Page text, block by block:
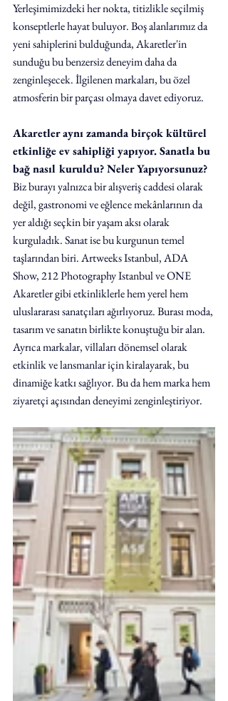
Yerleşimimizdeki her nokta, titizlikle seçilmiş
konseptlerle hayat buluyor. Boş alanlarımız da
yeni sahiplerini bulduğunda, Akaretler'in
sunduğu bu benzersiz deneyim daha da
zenginleşecek. İlgilenen markaları, bu özel
atmosferin bir parçası olmaya davet ediyoruz.
Akaretler aynı zamanda birçok kültürel
etkinliğe ev sahipliği yapıyor. Sanatla bu
bağ nasıl kuruldu? Neler Yapıyorsunuz?
Biz burayı yalnızca bir alışveriş caddesi olarak
değil, gastronomi ve eğlence mekânlarının da
yer aldığı seçkin bir yaşam aksı olarak
kurguladık. Sanat ise bu kurgunun temel
taşlarından biri. Artweeks Istanbul, ADA
Show, 212 Photography Istanbul ve ONE
Akaretler gibi etkinliklerle hem yerel hem
uluslararası sanatçıları ağırlıyoruz. Burası moda,
tasarım ve sanatın birlikte konuştuğu bir alan.
Ayrıca markalar, villaları dönemsel olarak
etkinlik ve lansmanlar için kiralayarak, bu
dinamiğe katkı sağlıyor. Bu da hem marka hem
ziyaretçi açısından deneyimi zenginleştiriyor.